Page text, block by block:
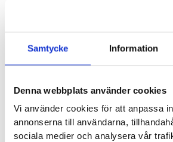
Samtycke Information
Denna webbplats använder cookies
Vi använder cookies för att anpassa
annonserna till användarna,
sociala medier och analysera vår
Embla 2514 Dam
1200 kr